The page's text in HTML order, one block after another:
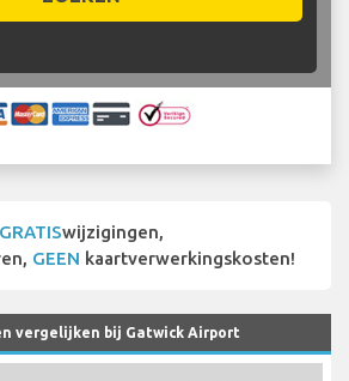
GRATISwijzigingen,
GEEN kaartverwerkingskosten!
vergelijken bij Gatwick Airport